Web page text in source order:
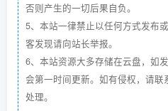
否则产生的一切后果自负。
5、本站一律禁止以任何方式发布
客发现请向站长举报。
6、本站资源大多存储在云盘，如
会第一时间更新。如有侵权，请联
处理。